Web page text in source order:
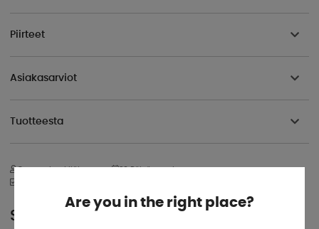
Piirteet
Asiakasarviot
Tuotteesta
Osaava henkilökunta
30 Päivän avokauppa
SUOSITTU
Are you in the right place?